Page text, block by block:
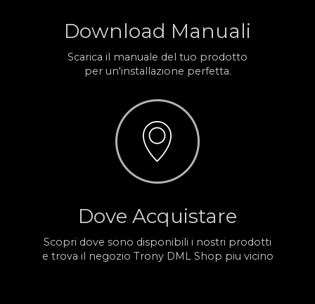
Download Manuali
Scarica il manuale del tuo prodotto
per un'installazione perfetta.
Dove Acquistare
Scopri dove sono disponibili i nostri prodotti
e trova il negozio Trony DML Shop piu vicino